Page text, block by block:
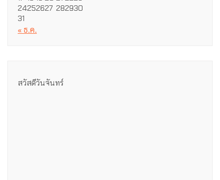
24252627 282930
31
« ธ.ค.
สวัสดีวันจันทร์